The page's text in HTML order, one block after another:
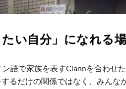
い自分」になれる
語で家族を表すClannを合わせ
るだけの関係ではなく、みんな